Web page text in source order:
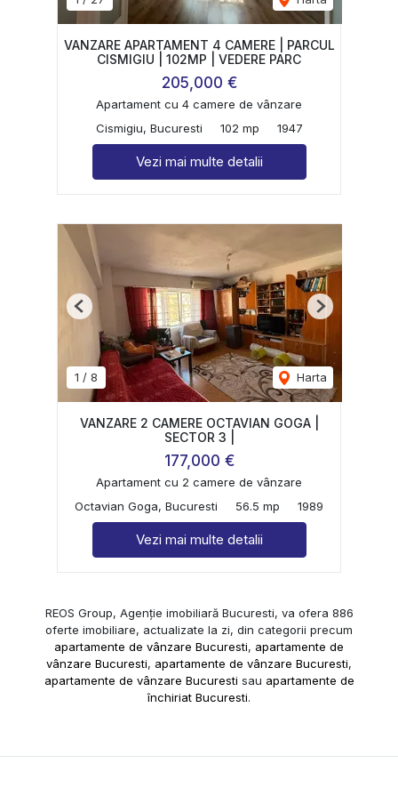
VANZARE APARTAMENT 4 CAMERE | PARCUL
CISMIGIU | 102MP | VEDERE PARC
205,000 €
Apartament cu 4 camere de vânzare
Cismigiu, Bucuresti
102 mp 1947
Vezi mai multe detalii
1 / 8 Harta
Previous Next
VANZARE 2 CAMERE OCTAVIAN GOGA |
SECTOR 3 |
177,000 €
Apartament cu 2 camere de vânzare
Octavian Goga, Bucuresti
56.5 mp 1989
Vezi mai multe detalii
REOS Group, Agenție imobiliară Bucuresti, va ofera 886
oferte imobiliare, actualizate la zi, din categorii precum
apartamente de vânzare Bucuresti, apartamente de
vânzare Bucuresti, apartamente de vânzare Bucuresti,
apartamente de vânzare Bucuresti sau apartamente de
închiriat Bucuresti.